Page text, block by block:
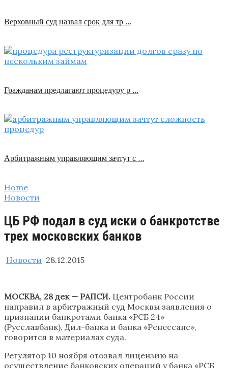
Верховный суд назвал срок для тр …
Гражданам предлагают процедуру р …
Арбитражным управляющим зачтут с …
Home
Новости
ЦБ РФ подал в суд иски о банкротстве
трех московских банков
Новости 28.12.2015
МОСКВА, 28 дек — РАПСИ. Центробанк России
направил в арбитражный суд Москвы заявления о
признании банкротами банка «РСБ 24»
(Русславбанк), Дил-банка и банка «Ренессанс»,
говорится в материалах суда.
Регулятор 10 ноября отозвал лицензию на
осуществление банковских операций у банка «РСБ